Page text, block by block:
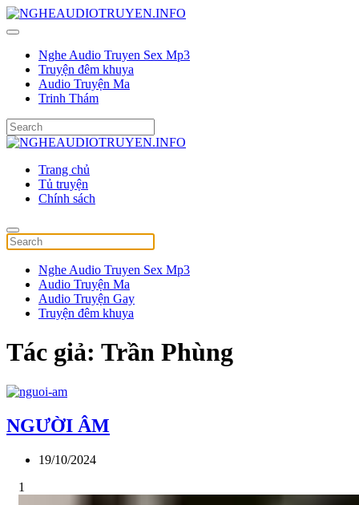
Nghe Audio Truyen Sex Mp3
Truyện đêm khuya
Audio Truyện Ma
Trinh Thám
Trang chủ
Tủ truyện
Chính sách
Nghe Audio Truyen Sex Mp3
Audio Truyện Ma
Audio Truyện Gay
Truyện đêm khuya
Tác giả: Trần Phùng
NGƯỜI ÂM
19/10/2024
1